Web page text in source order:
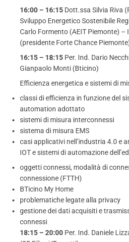
16:00 – 16:15 Dott.ssa Silvia Riva
Sviluppo Energetico Sostenibile
Carlo Formento (AEIT Piemonte) –
(presidente Forte Chance
16:15 – 18:15 Per. Ind. Dario
Gianpaolo Monti (Bticino)
Efficienza energetica e sistemi di
classi di efficienza in funzione del
automation adottato
sistemi di misura interconnessi
sistema di misura EMS
casi applicativi nell’industria 4.0 e
IOT e sistemi di automazione
oggetti connessi, modalità di
connessione (FTTH)
BTicino My Home
problematiche legate alla privacy
gestione dei dati acquisiti e
connessi
18:15 – 20:00 Per. Ind. Daniele